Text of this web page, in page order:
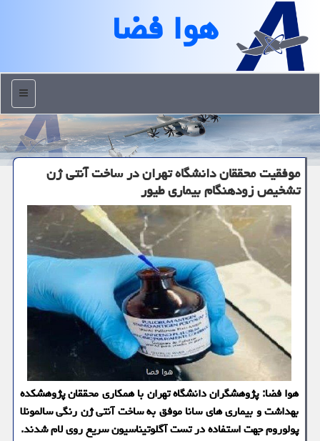
هوا فضا
منو
موفقیت محققان دانشگاه تهران در ساخت آنتی ژن
تشخیص زودهنگام بیماری طیور
هوا فضا: پژوهشگران دانشگاه تهران با همکاری محققان پژوهشکده
بهداشت و بیماری های سانا موفق به ساخت آنتی ژن رنگی سالمونلا
پولوروم جهت استفاده در تست آگلوتیناسیون سریع روی لام شدند.